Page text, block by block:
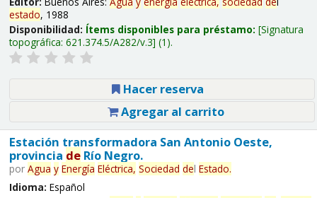
estado, 1988
Disponibilidad: Ítems disponibles para préstamo: Signatura
topográfica: 621.374.5/A282/v.3 (1).
Hacer reserva
Agregar al carrito
Estación transformadora San Antonio Oeste,
provincia deRío Negro.
por Agua y Energía Eléctrica, Sociedad del Estado.
Idioma: Español